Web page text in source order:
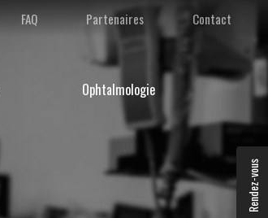
Rendez-vous
FAQ Partenaires Contact
Ophtalmologie